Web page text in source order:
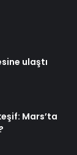
ulaştı
Mars’ta